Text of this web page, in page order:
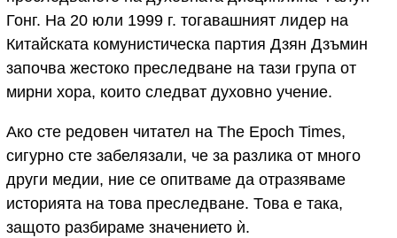
Гонг. На 20 юли 1999 г. тогавашният лидер на
Китайската комунистическа партия Дзян Дзъмин
започва жестоко преследване на тази група от
мирни хора, които следват духовно учение.
Ако сте редовен читател на The Epoch Times,
сигурно сте забелязали, че за разлика от много
други медии, ние се опитваме да отразяваме
историята на това преследване. Това е така,
защото разбираме значението ѝ.